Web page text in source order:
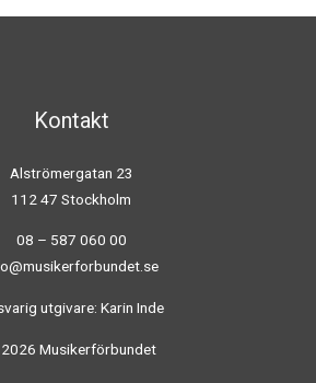
Kontakt
Alströmergatan 23
112 47 Stockholm
08 – 587 060 00
utgivare: Karin Inde
Musikerförbundet